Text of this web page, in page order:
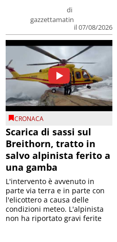
di
gazzettamatin
il 07/08/2026
CRONACA
Scarica di sassi sul
Breithorn, tratto in
salvo alpinista ferito a
una gamba
L'intervento è avvenuto in
parte via terra e in parte con
l'elicottero a causa delle
condizioni meteo. L'alpinista
non ha riportato gravi ferite